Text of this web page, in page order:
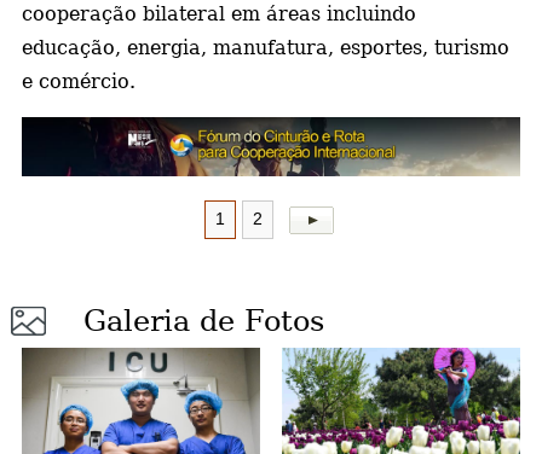
cooperação bilateral em áreas incluindo
educação, energia, manufatura, esportes, turismo
e comércio.
1 2
Galeria de Fotos